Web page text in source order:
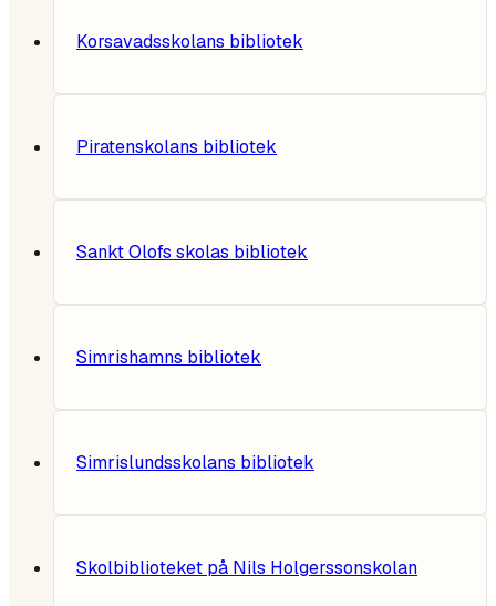
Korsavadsskolans bibliotek
Piratenskolans bibliotek
Sankt Olofs skolas bibliotek
Simrishamns bibliotek
Simrislundsskolans bibliotek
Skolbiblioteket på Nils Holgerssonskolan